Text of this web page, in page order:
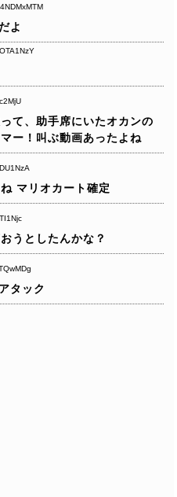
よ
て、助手席にいたオカンの
ー！叫ぶ動画あったよね
マリオカート確定
うとしたんかな？
タック